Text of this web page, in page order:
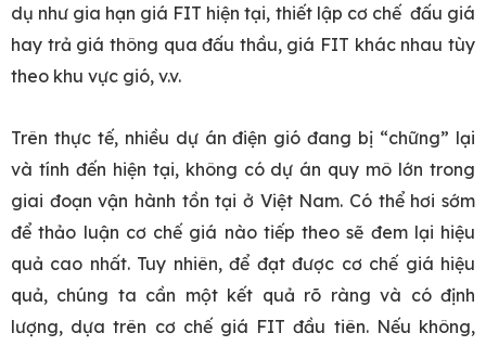
dụ như gia hạn giá FIT hiện tại, thiết lập cơ chế đấu giá
hay trả giá thông qua đấu thầu, giá FIT khác nhau tùy
theo khu vực gió, v.v.
Trên thực tế, nhiều dự án điện gió đang bị “chững” lại
và tính đến hiện tại, không có dự án quy mô lớn trong
giai đoạn vận hành tồn tại ở Việt Nam. Có thể hơi sớm
để thảo luận cơ chế giá nào tiếp theo sẽ đem lại hiệu
quả cao nhất. Tuy nhiên, để đạt được cơ chế giá hiệu
quả, chúng ta cần một kết quả rõ ràng và có định
lượng, dựa trên cơ chế giá FIT đầu tiên. Nếu không,